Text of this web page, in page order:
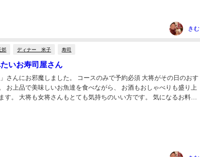
きむ
郊 ディナー 米子 寿司
いお寿司屋さん
さんにお邪魔しました。 コースのみで予約必須 大将がその日のおす
お上品で美味しいお魚達を食べながら、 お酒もおしゃべりも盛り上
す。 大将も女将さんもとても気持ちのいい方です。 気になるお料理